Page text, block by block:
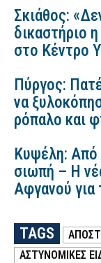
Σκιάθος:
δικαστήριο
στο Κέντρο
Πύργος:
να
ρόπαλο και
Κυψέλη: Από
σιωπή – Η
Αφγανού για
TAGS
ΑΣΤΥΝΟΜΙΚΕΣ